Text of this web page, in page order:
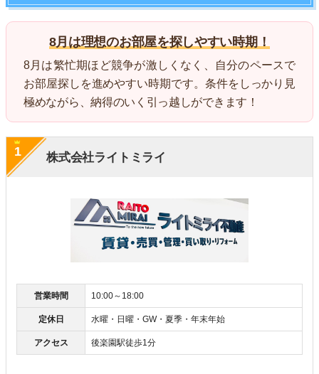
8月は理想のお部屋を探しやすい時期！
8月は繁忙期ほど競争が激しくなく、自分のペースで
お部屋探しを進めやすい時期です。条件をしっかり見
極めながら、納得のいく引っ越しができます！
株式会社ライトミライ
1
営業時間 10:00～18:00
定休日 水曜・日曜・GW・夏季・年末年始
アクセス 後楽園駅徒歩1分